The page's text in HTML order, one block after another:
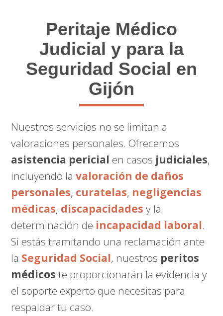
Peritaje Médico
Judicial y para la
Seguridad Social en
Gijón
Nuestros servicios no se limitan a
valoraciones personales. Ofrecemos
asistencia pericial en casos judiciales,
incluyendo lavaloración de daños
personales, curatelas, negligencias
médicas, discapacidades y la
determinación de incapacidad laboral.
Si estás tramitando una reclamación ante
la Seguridad Social, nuestros peritos
médicos te proporcionarán la evidencia y
el soporte experto que necesitas para
respaldar tu caso.